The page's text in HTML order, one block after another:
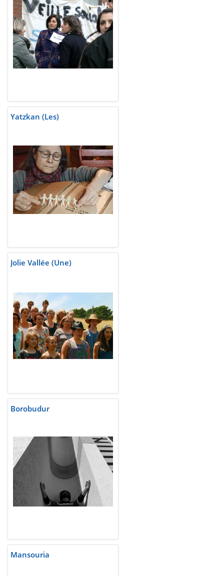
Yatzkan (Les)
Jolie Vallée (Une)
Borobudur
Mansouria